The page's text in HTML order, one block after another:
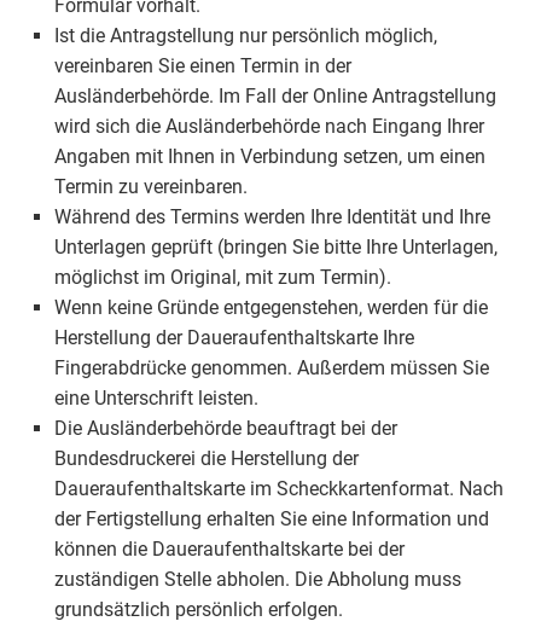
Formular vorhält.
Ist die Antragstellung nur persönlich möglich,
vereinbaren Sie einen Termin in der
Ausländerbehörde. Im Fall der Online Antragstellung
wird sich die Ausländerbehörde nach Eingang Ihrer
Angaben mit Ihnen in Verbindung setzen, um einen
Termin zu vereinbaren.
Während des Termins werden Ihre Identität und Ihre
Unterlagen geprüft (bringen Sie bitte Ihre Unterlagen,
möglichst im Original, mit zum Termin).
Wenn keine Gründe entgegenstehen, werden für die
Herstellung der Daueraufenthaltskarte Ihre
Fingerabdrücke genommen. Außerdem müssen Sie
eine Unterschrift leisten.
Die Ausländerbehörde beauftragt bei der
Bundesdruckerei die Herstellung der
Daueraufenthaltskarte im Scheckkartenformat. Nach
der Fertigstellung erhalten Sie eine Information und
können die Daueraufenthaltskarte bei der
zuständigen Stelle abholen. Die Abholung muss
grundsätzlich persönlich erfolgen.